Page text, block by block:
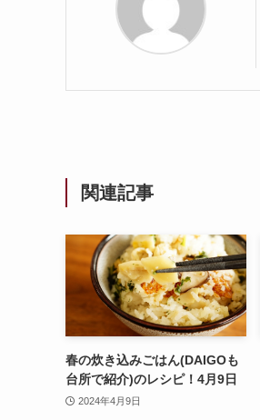
関連記事
春の炊き込みごはん(DAIGOも
台所で紹介)のレシピ！4月9日
2024年4月9日